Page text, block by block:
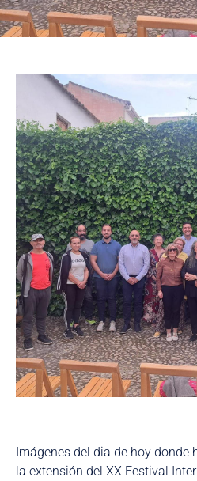
Imágenes del dia de hoy donde
la extensión del XX Festival